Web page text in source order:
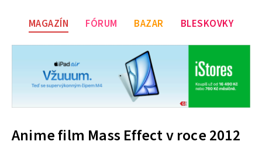
MAGAZÍN FÓRUM BAZAR BLESKOVKY
Anime film Mass Effect v roce 2012